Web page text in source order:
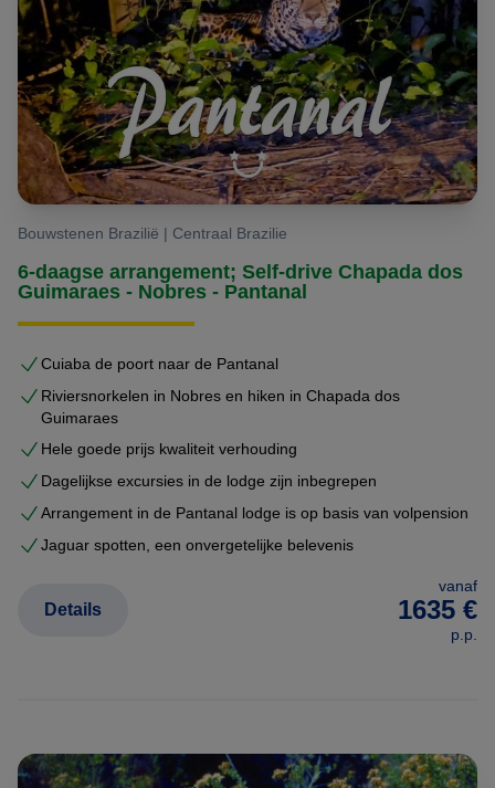
Bouwstenen Brazilië | Centraal Brazilie
6-daagse arrangement; Self-drive Chapada dos
Guimaraes - Nobres - Pantanal
Cuiaba de poort naar de Pantanal
Riviersnorkelen in Nobres en hiken in Chapada dos
Guimaraes
Hele goede prijs kwaliteit verhouding
Dagelijkse excursies in de lodge zijn inbegrepen
Arrangement in de Pantanal lodge is op basis van volpension
Jaguar spotten, een onvergetelijke belevenis
vanaf
1635 €
p.p.
Details